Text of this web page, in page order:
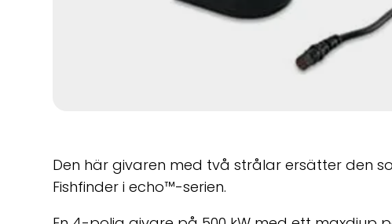
Den här givaren med två strålar ersätter den
Fishfinder i echo™-serien.